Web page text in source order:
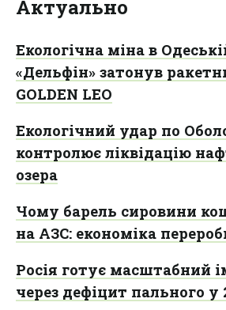
Актуально
Екологічна міна в
«Дельфін» затонув
GOLDEN LEO
Екологічний удар по
контролює ліквідацію
озера
Чому барель сировини
на АЗС: економіка
Росія готує масштабний
через дефіцит пального у